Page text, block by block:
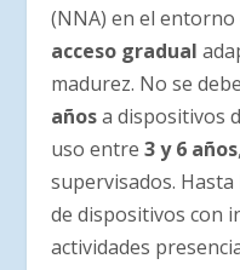
(NNA) en el
acceso gradual
madurez. No se
añosa dispositivos
uso entre3 y 6 años
supervisados. Hasta
de dispositivos con
actividades